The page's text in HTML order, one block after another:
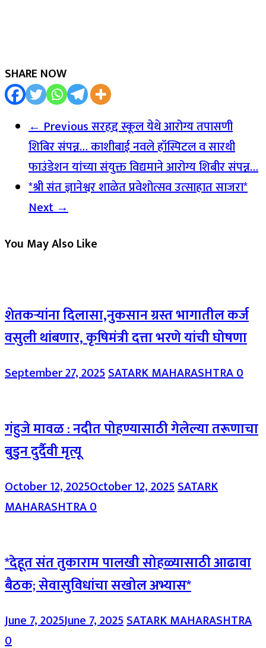
SHARE NOW
← Previousसरहद्द स्कूल येथे आरोग्य तपासणी
शिबिर संपन्न… काशीबाई नवले हॉस्पिटल व सारथी
फाउंडेशन यांच्या संयुक्त विद्यमाने आरोग्य शिबीर संपन्न…
*श्री संत ज्ञानेश्वर शाळेत प्रवेशोत्सव उत्साहात साजरा*
Next →
You May Also Like
शेतकऱ्यांना दिलासा,नुकसान ग्रस्त भागातील कर्ज
वसुली थांबणार, कृषिमंत्री दत्ता भरणे यांची घोषणा
September 27, 2025SATARK MAHARASHTRA0
गंहुजे मावळ : नदीत पोहण्यासाठी गेलेल्या तरूणाचा
बुडुन दुर्दैवी मृत्यू
October 12, 2025October 12, 2025SATARK
MAHARASHTRA0
*देहूत संत तुकाराम पालखी सोहळ्यासाठी आढावा
बैठक; सेवासुविधांचा सखोल अभ्यास*
June 7, 2025June 7, 2025SATARK MAHARASHTRA
0